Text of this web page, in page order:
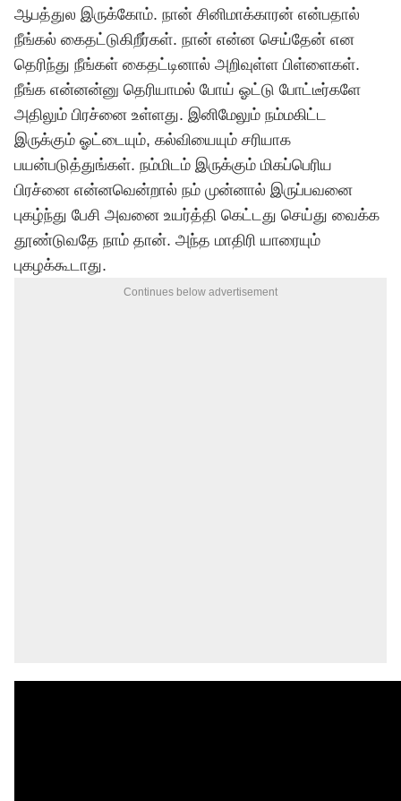
ஆபத்துல இருக்கோம். நான் சினிமாக்காரன் என்பதால்
நீங்கல் கைதட்டுகிறீர்கள். நான் என்ன செய்தேன் என
தெரிந்து நீங்கள் கைதட்டினால் அறிவுள்ள பிள்ளைகள்.
நீங்க என்னன்னு தெரியாமல் போய் ஓட்டு போட்டீர்களே
அதிலும் பிரச்னை உள்ளது. இனிமேலும் நம்மகிட்ட
இருக்கும் ஓட்டையும், கல்வியையும் சரியாக
பயன்படுத்துங்கள். நம்மிடம் இருக்கும் மிகப்பெரிய
பிரச்னை என்னவென்றால் நம் முன்னால் இருப்பவனை
புகழ்ந்து பேசி அவனை உயர்த்தி கெட்டது செய்து வைக்க
தூண்டுவதே நாம் தான். அந்த மாதிரி யாரையும்
புகழக்கூடாது.
Continues below advertisement